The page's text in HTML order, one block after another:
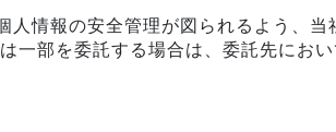
情報の安全管理が図られるよう、当
一部を委託する場合は、委託先にお